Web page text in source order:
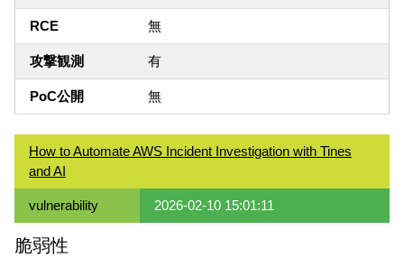
RCE 無
攻撃観測 有
PoC公開 無
How to Automate AWS Incident Investigation with Tines
and AI
vulnerability 2026-02-10 15:01:11
脆弱性